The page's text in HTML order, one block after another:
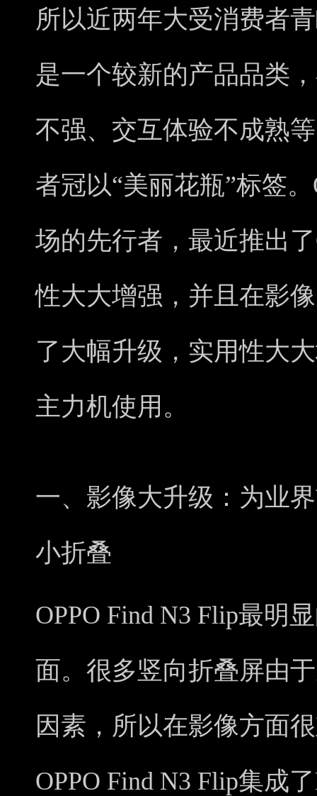
所以近两年大受消费者
是一个较新的产品品类
不强、交互体验不成熟
者冠以“美丽花瓶”标签
场的先行者，最近推出
性大大增强，并且在影
了大幅升级，实用性大
主力机使用。
一、影像大升级：为业
小折叠
OPPO Find N3 Flip最明
面。很多竖向折叠屏由
因素，所以在影像方面
OPPO Find N3 Flip集成